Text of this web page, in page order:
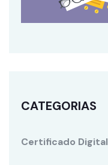
CATEGORIAS
Certificado Digital